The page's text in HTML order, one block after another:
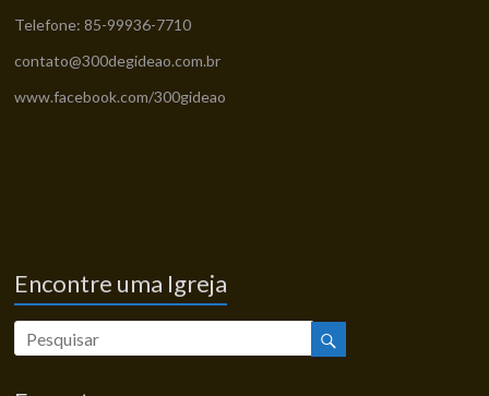
Telefone: 85-99936-7710
contato@300degideao.com.br
www.facebook.com/300gideao
Encontre uma Igreja